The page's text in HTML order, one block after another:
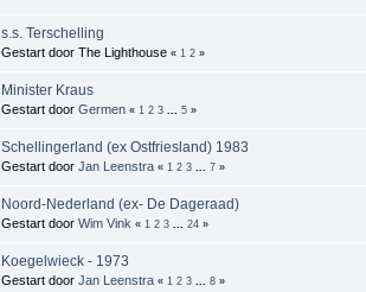
s.s. Terschelling
Gestart door The Lighthouse « 1 2 »
Minister Kraus
Gestart door Germen « 1 2 3 5 »
Schellingerland (ex Ostfriesland) 1983
Gestart door Jan Leenstra « 1 2 3 7 »
Noord-Nederland (ex- De Dageraad)
Gestart door Wim Vink « 1 2 3 24 »
Koegelwieck - 1973
Gestart door Jan Leenstra « 1 2 3 8 »